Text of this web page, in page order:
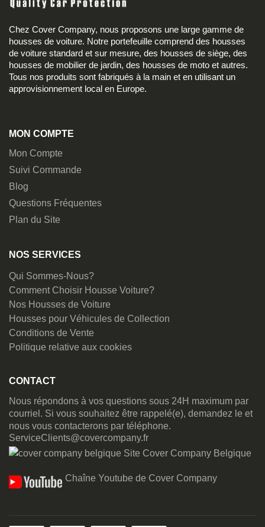
Chez Cover Company, nous proposons une large gamme de
housses de voiture. Notre portefeuille comprend des housses
de voiture standard et sur mesure, des housses de siège, des
housses de mobilier de jardin, des housses de moto et autres.
Tous nos produits sont fabriqués à la main et en utilisant un
approvisionnement local en Europe.
MON COMPTE
Mon Compte
Suivi Commande
Blog
Questions Fréquentes
Plan du Site
NOS SERVICES
Qui Sommes-Nous?
Comment Choisir Housse Voiture?
Nos Housses de Voiture
Housses pour Véhicules de Collection
Conditions de Vente
Politique relative aux cookies
CONTACT
Nous répondons à vos questions sous 24H maximum par
courriel. Si vous souhaitez être rappelé(e), demandez le et
nous vous contacterons par téléphone.
ServiceClients@covercompany.fr
Site Cover Company Belgique
Chaîne Youtube de Cover Company